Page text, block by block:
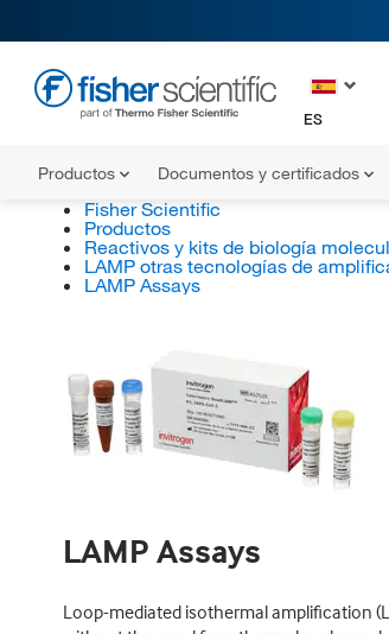
ES
Productos Documentos y certificados
Fisher Scientific
Productos
Reactivos y kits de biología
LAMP otras tecnologías de
LAMP Assays
LAMP Assays
Loop-mediated isothermal amplification